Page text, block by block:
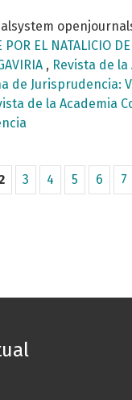
POR EL NATALICIO
, Revista de
de Jurisprudencia:
de la Academia
3 4 5 6 7